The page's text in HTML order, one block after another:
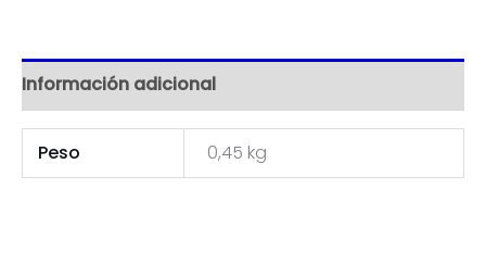
Información adicional
Peso 0,45 kg